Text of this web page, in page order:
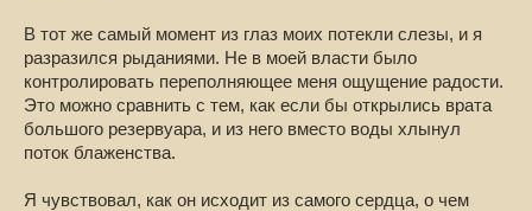
В тот же самый момент из глаз моих потекли слезы, и я
разразился рыданиями. Не в моей власти было
контролировать переполняющее меня ощущение радости.
Это можно сравнить с тем, как если бы открылись врата
большого резервуара, и из него вместо воды хлынул
поток блаженства.
Я чувствовал, как он исходит из самого сердца, о чем